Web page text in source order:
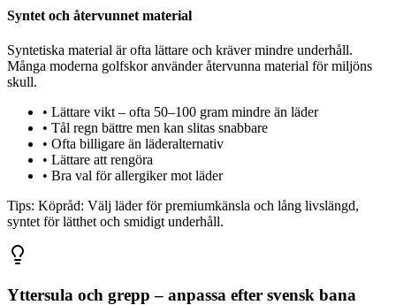
Syntet och återvunnet material
Syntetiska material är ofta lättare och kräver mindre underhåll.
Många moderna golfskor använder återvunna material för miljöns
skull.
• Lättare vikt – ofta 50–100 gram mindre än läder
• Tål regn bättre men kan slitas snabbare
• Ofta billigare än läderalternativ
• Lättare att rengöra
• Bra val för allergiker mot läder
Tips: Köpråd: Välj läder för premiumkänsla och lång livslängd,
syntet för lätthet och smidigt underhåll.
Yttersula och grepp – anpassa efter svensk bana